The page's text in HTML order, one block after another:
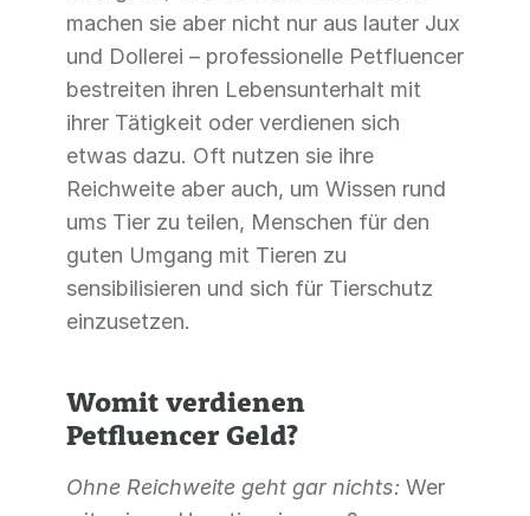
machen sie aber nicht nur aus lauter Jux
und Dollerei – professionelle Petfluencer
bestreiten ihren Lebensunterhalt mit
ihrer Tätigkeit oder verdienen sich
etwas dazu. Oft nutzen sie ihre
Reichweite aber auch, um Wissen rund
ums Tier zu teilen, Menschen für den
guten Umgang mit Tieren zu
sensibilisieren und sich für Tierschutz
einzusetzen.
Womit verdienen
Petfluencer Geld?
Ohne Reichweite geht gar nichts: Wer